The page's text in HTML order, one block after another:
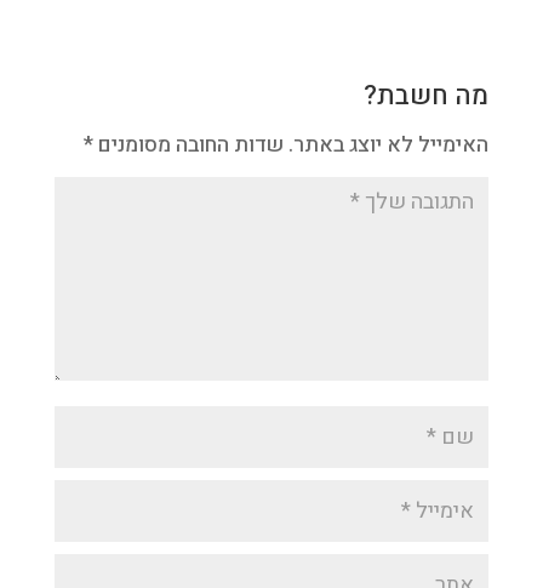
מה חשבת?
האימייל לא יוצג באתר. שדות החובה מסומנים *